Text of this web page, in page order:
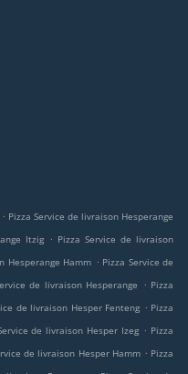
. Pizza Service de livraison Hesperange
Itzig . Pizza Service de livraison
Hesperange Hamm . Pizza Service de
de livraison Hesperange . Pizza
de livraison Hesper Fenteng . Pizza
de livraison Hesper Izeg . Pizza
de livraison Hesper Hamm . Pizza